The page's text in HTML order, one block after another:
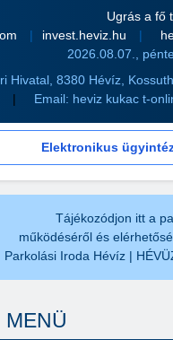
Ugrás a fő
invest.heviz.hu
2026.08.07.,
Hivatal, 8380 Hévíz,
Email: heviz kukac t-
Elektronikus
Tájékozódjon itt a
működéséről és
Parkolási Iroda Hévíz |
MENÜ